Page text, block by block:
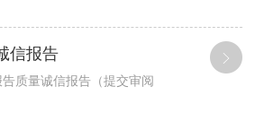
信报告
质量诚信报告（提交审阅